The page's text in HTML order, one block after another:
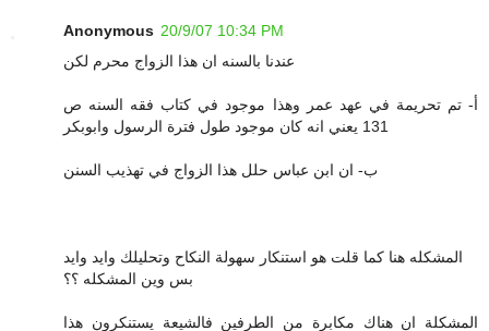
Anonymous 20/9/07 10:34 PM
عندنا بالسنه ان هذا الزواج محرم لكن
أ- تم تحريمة في عهد عمر وهذا موجود في كتاب فقه السنه ص
131 يعني انه كان موجود طول فترة الرسول وابوبكر
ب- ان ابن عباس حلل هذا الزواج في تهذيب السنن
المشكله هنا كما قلت هو استنكار سهولة النكاح وتحليلك وايد وايد
بس وين المشكله ؟؟
المشكلة ان هناك مكابرة من الطرفين فالشيعة يستنكرون هذا